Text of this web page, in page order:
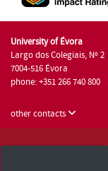
University of Évora
Largo dos Colegiais, Nº 2
7004-516 Évora
phone: +351 266 740 800
other contacts